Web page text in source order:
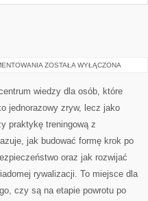
PLANOWANIE
ZOSTAŁA WYŁĄCZONA
wiedzy dla osób, które
jednorazowy zryw, lecz jako
praktykę treningową z
jak budować formę krok po
oraz jak rozwijać
rywalizacji. To miejsce dla
czy są na etapie powrotu po